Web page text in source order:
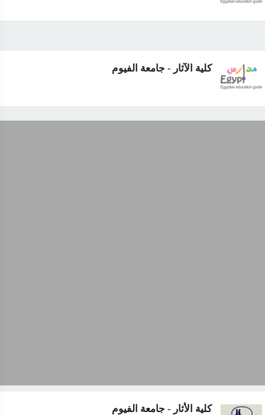
كلية الآثار - جامعة الفيوم
كلية الأثار - جامعة الفيوم